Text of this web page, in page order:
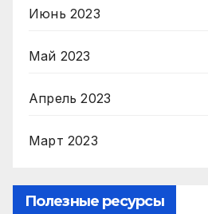
Июнь 2023
Май 2023
Апрель 2023
Март 2023
Полезные ресурсы